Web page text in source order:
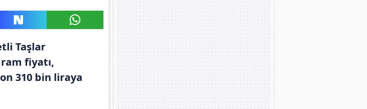
Taşlar
fiyatı,
310 bin liraya